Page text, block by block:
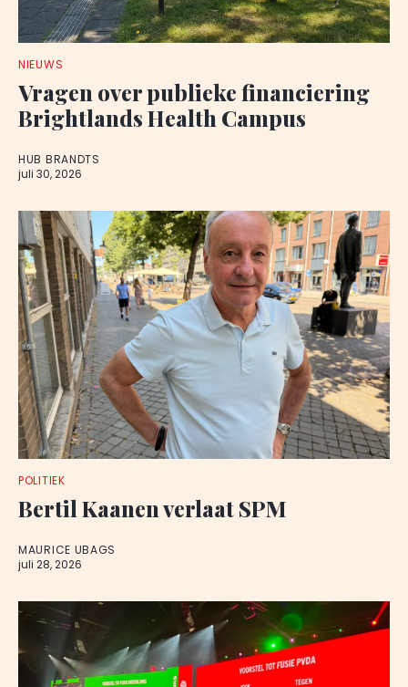
NIEUWS
Vragen over publieke financiering
Brightlands Health Campus
HUB BRANDTS
juli 30, 2026
POLITIEK
Bertil Kaanen verlaat SPM
MAURICE UBAGS
juli 28, 2026